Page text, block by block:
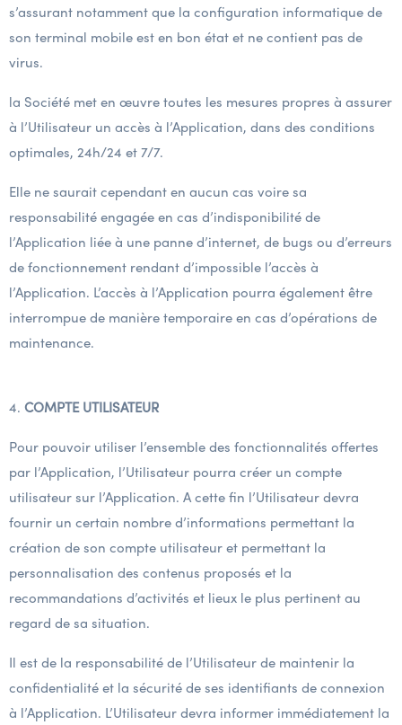
s’assurant notamment que la configuration informatique de
son terminal mobile est en bon état et ne contient pas de
virus.
la Société met en œuvre toutes les mesures propres à assurer
à l’Utilisateur un accès à l’Application, dans des conditions
optimales, 24h/24 et 7/7.
Elle ne saurait cependant en aucun cas voire sa
responsabilité engagée en cas d’indisponibilité de
l’Application liée à une panne d’internet, de bugs ou d’erreurs
de fonctionnement rendant d’impossible l’accès à
l’Application. L’accès à l’Application pourra également être
interrompue de manière temporaire en cas d’opérations de
maintenance.
4. COMPTE UTILISATEUR
Pour pouvoir utiliser l’ensemble des fonctionnalités offertes
par l’Application, l’Utilisateur pourra créer un compte
utilisateur sur l’Application. A cette fin l’Utilisateur devra
fournir un certain nombre d’informations permettant la
création de son compte utilisateur et permettant la
personnalisation des contenus proposés et la
recommandations d’activités et lieux le plus pertinent au
regard de sa situation.
Il est de la responsabilité de l’Utilisateur de maintenir la
confidentialité et la sécurité de ses identifiants de connexion
à l’Application. L’Utilisateur devra informer immédiatement la